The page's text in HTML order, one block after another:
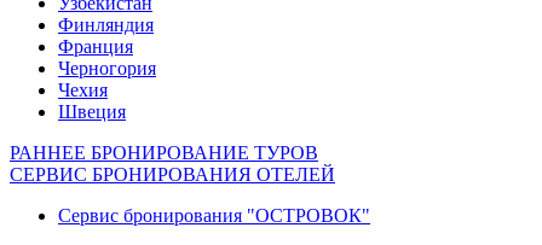
Финляндия
Франция
Черногория
Чехия
Швеция
РАННЕЕ БРОНИРОВАНИЕ ТУРОВ
СЕРВИС БРОНИРОВАНИЯ ОТЕЛЕЙ
Сервис бронирования "ОСТРОВОК"